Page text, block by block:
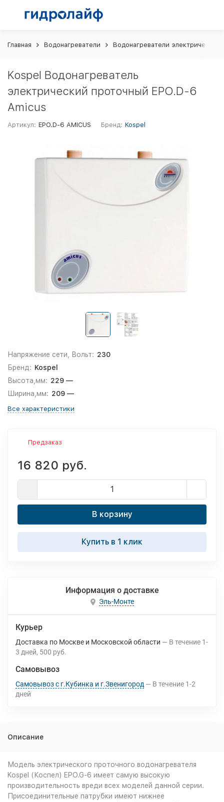
Главная Водонагреватели Водонагреватели электрические
Kospel Водонагреватель
электрический проточный EPO.D-6
Amicus
Артикул: EPO.D-6 AMICUS Бренд: Kospel
Напряжение сети, Вольт: 230
Бренд: Kospel
Высота,мм: 229 —
Ширина,мм: 209 —
Все характеристики
Предзаказ
16 820 руб.
В корзину
Купить в 1 клик
Информация о доставке
Эль-Монте
Курьер
Доставка по Москве и Московской области В течение 1-
3 дней 500 руб.
Самовывоз
Самовывоз с г.Кубинка и г.Звенигород В течение 1-2
дней
Описание
Модель электрического проточного водонагревателя
Kospel (Коспел) EPO.G-6 имеет самую высокую
производительность вреди всех моделей данной серии.
Присоединительные патрубки имеют нижнее